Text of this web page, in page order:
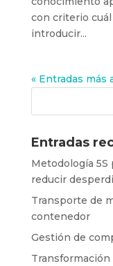
con criterio
introducir...
« Entradas más
Entradas
Metodología 5S
reducir
Transporte de
contenedor
Gestión de